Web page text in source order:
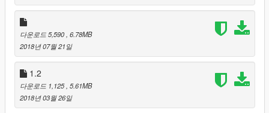
다운로드 5,590 , 6.78MB
2018년 07월 21일
1.2
다운로드 1,125 , 5.61MB
2018년 03월 26일